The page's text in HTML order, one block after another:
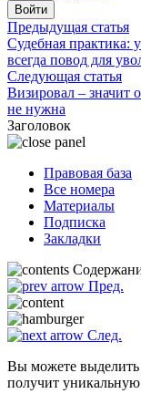
Войти
Предыдущая статья
Судебная практика:
всегда повод для
Следующая статья
Визировал – значит
не нужна
Заголовок
Правовая база
Все номера
Материалы
Подписка
Закладки
Пред.
След.
Вы можете выделить
получит